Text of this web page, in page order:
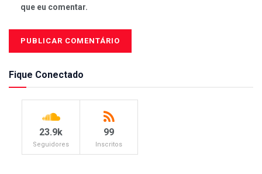
que eu comentar.
Fique Conectado
23.9k
Seguidores
99
Inscritos